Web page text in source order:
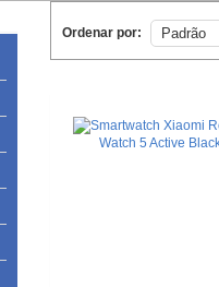
Ordenar por: